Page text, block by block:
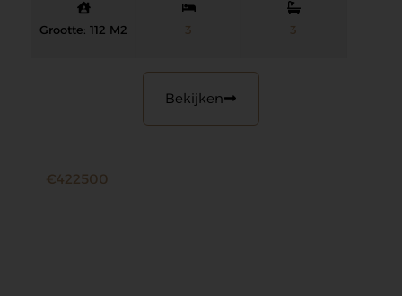
Grootte: 112 M2 3 3
Bekijken
€422500